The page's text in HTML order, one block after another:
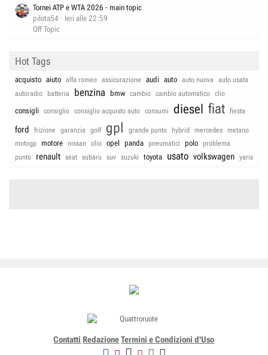
Tornei ATP e WTA 2026 - main topic
pilota54
Ieri alle 22:59
Off Topic
Hot Tags
acquisto aiuto alfa romeo assicurazione audi auto auto nuova
auto usata
autoradio
batteria benzina bmw cambio cambio automatico clio
consigli consiglio consiglio acquisto auto consumi diesel fiat fiesta
ford frizione garanzia golf gpl grande punto hybrid mercedes
metano
motogp
motore nissan olio opel panda pneumatici polo
problema
punto
renault seat subaru suv suzuki toyota usato volkswagen yaris
Contatti Redazione Termini e Condizioni d'Uso